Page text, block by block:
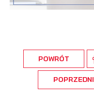
POWRÓT
POPRZEDNI